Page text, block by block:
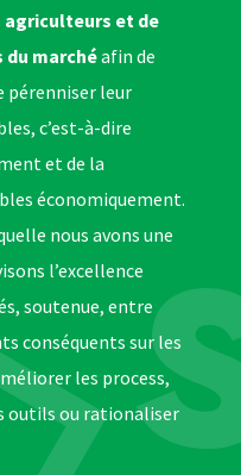
du marchéafin de
pérenniser leur
c’est-à-dire
et de la
économiquement.
nous avons une
l’excellence
soutenue, entre
conséquents sur les
les process,
outils ou rationaliser